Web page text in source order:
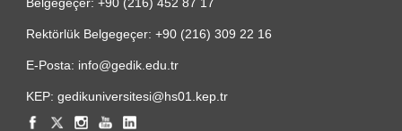
Rektörlük Belgegeçer: +90 (216) 309 22 16
E-Posta: info@gedik.edu.tr
KEP: gedikuniversitesi@hs01.kep.tr